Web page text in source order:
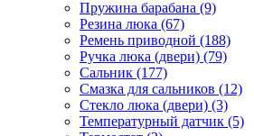
Пружина барабана (9)
Резина люка (67)
Ремень приводной (188)
Ручка люка (двери) (79)
Сальник (177)
Смазка для сальников (12)
Стекло люка (двери) (3)
Температурный датчик (5)